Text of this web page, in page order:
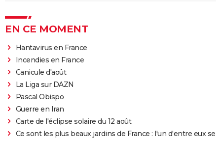
EN CE MOMENT
Hantavirus en France
Incendies en France
Canicule d'août
La Liga sur DAZN
Pascal Obispo
Guerre en Iran
Carte de l'éclipse solaire du 12 août
Ce sont les plus beaux jardins de France : l'un d'entre eux se